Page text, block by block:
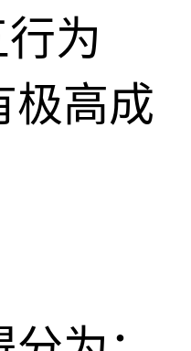
为
极高成